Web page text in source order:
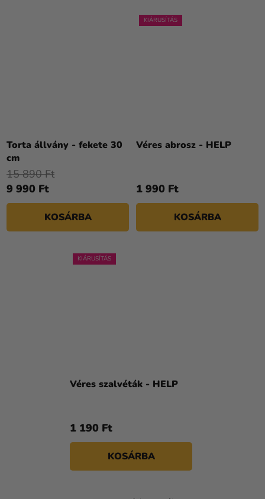
Torta állvány - fekete 30
cm
9 990 Ft
15 890 Ft
KOSÁRBA
KIÁRUSÍTÁS
Véres abrosz - HELP
1 990 Ft
KOSÁRBA
KIÁRUSÍTÁS
Véres szalvéták - HELP
1 190 Ft
KOSÁRBA